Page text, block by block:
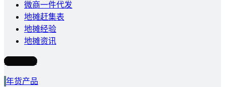
微商一件代发
地摊赶集表
地摊经验
地摊资讯
写文章
年货产品